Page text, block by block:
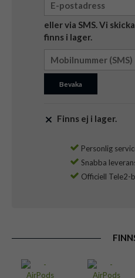
eller via SMS. Vi
finns i lager.
Bevaka
Finns ej i lager.
Personlig
Snabba
Officiell Tele2-